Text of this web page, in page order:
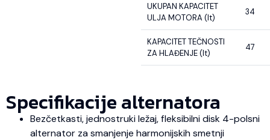
UKUPAN KAPACITET
ULJA MOTORA (lt)
34
KAPACITET TEČNOSTI
ZA HLAĐENJE (lt)
47
Specifikacije alternatora
Bezčetkasti, jednostruki ležaj, fleksibilni disk 4-polsni
alternator za smanjenje harmonijskih smetnji